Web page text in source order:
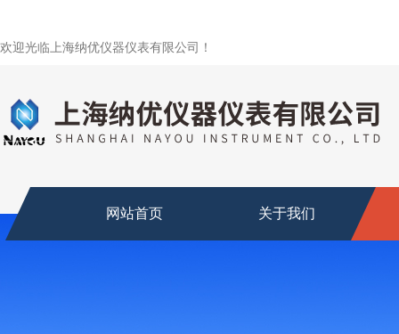
欢迎光临上海纳优仪器仪表有限公司！
网站首页 关于我们